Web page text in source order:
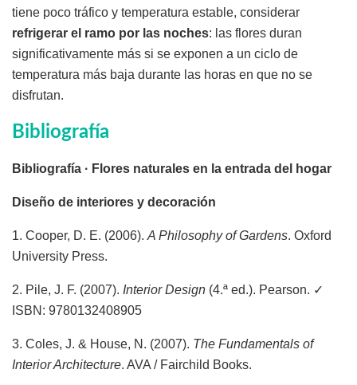
tiene poco tráfico y temperatura estable, considerar
refrigerar el ramo por las noches: las flores duran
significativamente más si se exponen a un ciclo de
temperatura más baja durante las horas en que no se
disfrutan.
Bibliografía
Bibliografía · Flores naturales en la entrada del hogar
Diseño de interiores y decoración
1. Cooper, D. E. (2006). A Philosophy of Gardens. Oxford
University Press.
2. Pile, J. F. (2007). Interior Design (4.ª ed.). Pearson. ✓
ISBN: 9780132408905
3. Coles, J. & House, N. (2007). The Fundamentals of
Interior Architecture. AVA / Fairchild Books.